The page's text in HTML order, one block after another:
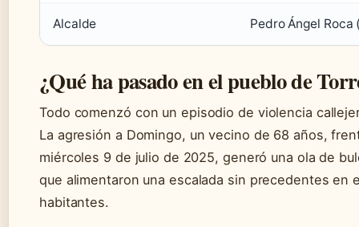
Alcalde Pedro Ángel Roca
¿Qué ha pasado en el pueblo de
Todo comenzó con un episodio de violencia
La agresión a Domingo, un vecino de 68 años,
miércoles 9 de julio de 2025, generó una ola de
que alimentaron una escalada sin precedentes en
habitantes.